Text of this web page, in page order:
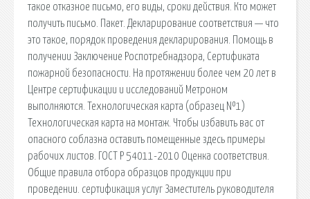
такое отказное письмо, его виды, сроки действия. Кто может
получить письмо. Пакет. Декларирование соответствия — что
это такое, порядок проведения декларирования. Помощь в
получении Заключение Роспотребнадзора, Сертификата
пожарной безопасности. На протяжении более чем 20 лет в
Центре сертификации и исследований Метроном
выполняются. Технологическая карта (образец №1)
Технологическая карта на монтаж. Чтобы избавить вас от
опасного соблазна оставить помещенные здесь примеры
рабочих листов. ГОСТ Р 54011-2010 Оценка соответствия.
Общие правила отбора образцов продукции при
проведении. cертификация услуг Заместитель руководителя